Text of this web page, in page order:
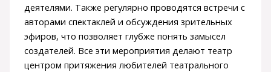
деятелями. Также регулярно проводятся встречи с
авторами спектаклей и обсуждения зрительных
эфиров, что позволяет глубже понять замысел
создателей. Все эти мероприятия делают театр
центром притяжения любителей театрального